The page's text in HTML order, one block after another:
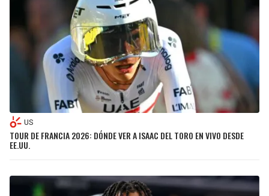
US
TOUR DE FRANCIA 2026: DÓNDE VER A ISAAC DEL TORO EN VIVO DESDE
EE.UU.